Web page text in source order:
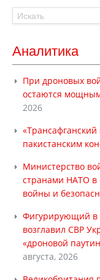
Аналитика
При дроновых
остаются
2026
пакистанским
Министерство
странами НАТО в
войны и
Фигурирующий в
возглавил СВР
«дроновой
августа, 2026